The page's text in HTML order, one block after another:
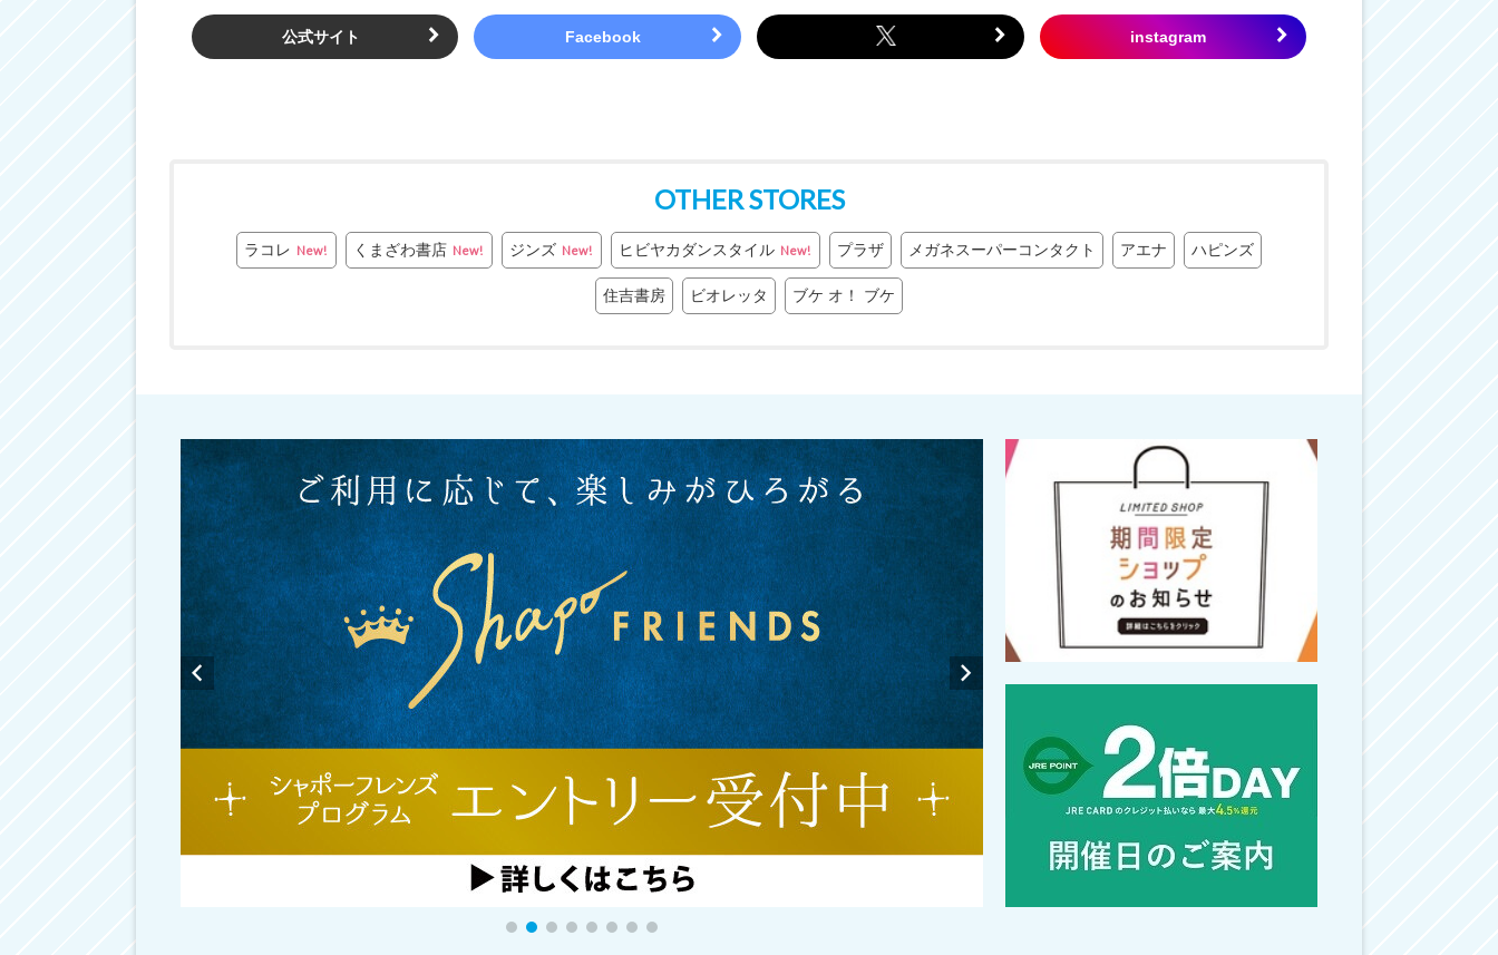
公式サイト
OTHER STORES
ラコレ New! くまざわ書店 New! ジンズ New! ヒビヤカダンスタイル New! プラザ メガネスーパーコンタクト アエナ ハピンズ
住吉書房 ビオレッタ ブケ オ！ ブケ